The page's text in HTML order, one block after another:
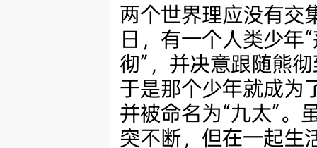
两个世界理应没有交
日，有一个人类少年
彻”，并决意跟随熊
于是那个少年就成为
并被命名为“九太”。
突不断，但在一起生